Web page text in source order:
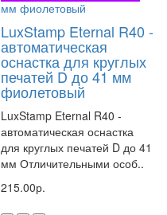
LuxStamp Eternal R40 -
автоматическая
оснастка для круглых
печатей D до 41 мм
фиолетовый
LuxStamp Eternal R40 -
автоматическая оснастка
для круглых печатей D до 41
мм Отличительными особ..
215.00р.